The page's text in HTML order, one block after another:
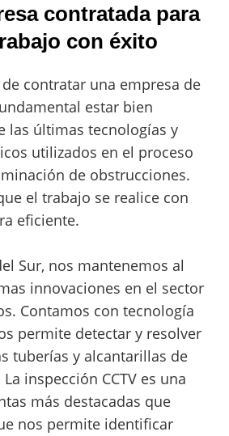
contratada para
con éxito
contratar una empresa de
estar bien
las últimas tecnologías y
utilizados en el proceso
de obstrucciones.
el trabajo se realice con
eficiente.
Sur, nos mantenemos al
innovaciones en el sector
Contamos con tecnología
permite detectar y resolver
tuberías y alcantarillas de
inspección CCTV es una
más destacadas que
nos permite identificar